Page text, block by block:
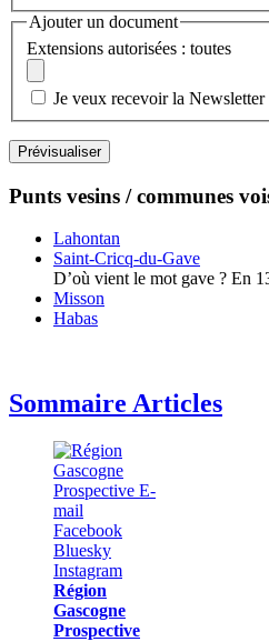
Ajouter un document
Extensions autorisées : toutes
Je veux recevoir la Newsletter
Punts vesins / communes
Lahontan
Saint-Cricq-du-Gave
D’où vient le mot gave ? En
Misson
Habas
Sommaire Articles
Région
Gascogne
Prospective